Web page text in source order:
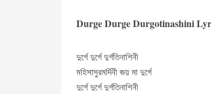
Durge Durge Durgotinashini
দুর্গে দুর্গে দুর্গতিনাশিনী
মহিসাসুরমর্দিনী জয় মা দুর্গে
দুর্গে দুর্গে দুর্গতিনাশিনী